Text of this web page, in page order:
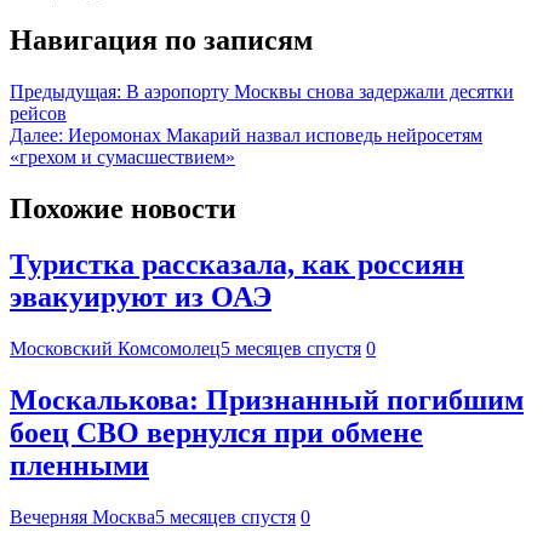
Навигация по записям
Предыдущая: В аэропорту Москвы снова задержали десятки
рейсов
Далее: Иеромонах Макарий назвал исповедь нейросетям
«грехом и сумасшествием»
Похожие новости
Туристка рассказала, как россиян
эвакуируют из ОАЭ
Московский Комсомолец5 месяцев спустя 0
Москалькова: Признанный погибшим
боец СВО вернулся при обмене
пленными
Вечерняя Москва5 месяцев спустя 0